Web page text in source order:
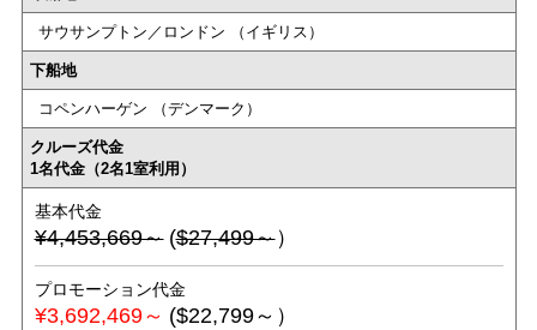
サウサンプトン／ロンドン （イギリス）
下船地
コペンハーゲン （デンマーク）
クルーズ代金
1名代金（2名1室利用）
基本代金
¥4,453,669～ ($27,499～）
プロモーション代金
¥3,692,469～ ($22,799～）